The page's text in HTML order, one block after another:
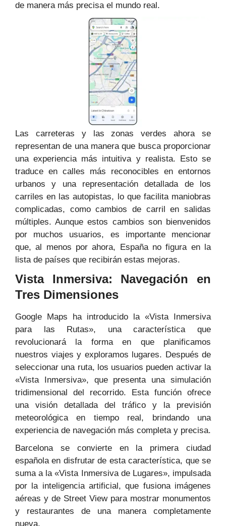
de manera más precisa el mundo real.
Las carreteras y las zonas verdes ahora se
representan de una manera que busca proporcionar
una experiencia más intuitiva y realista. Esto se
traduce en calles más reconocibles en entornos
urbanos y una representación detallada de los
carriles en las autopistas, lo que facilita maniobras
complicadas, como cambios de carril en salidas
múltiples. Aunque estos cambios son bienvenidos
por muchos usuarios, es importante mencionar
que, al menos por ahora, España no figura en la
lista de países que recibirán estas mejoras.
Vista Inmersiva: Navegación en
Tres Dimensiones
Google Maps ha introducido la «Vista Inmersiva
para las Rutas», una característica que
revolucionará la forma en que planificamos
nuestros viajes y exploramos lugares. Después de
seleccionar una ruta, los usuarios pueden activar la
«Vista Inmersiva», que presenta una simulación
tridimensional del recorrido. Esta función ofrece
una visión detallada del tráfico y la previsión
meteorológica en tiempo real, brindando una
experiencia de navegación más completa y precisa.
Barcelona se convierte en la primera ciudad
española en disfrutar de esta característica, que se
suma a la «Vista Inmersiva de Lugares», impulsada
por la inteligencia artificial, que fusiona imágenes
aéreas y de Street View para mostrar monumentos
y restaurantes de una manera completamente
nueva.